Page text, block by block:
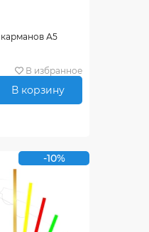
А5
В избранное
В корзину
-10%